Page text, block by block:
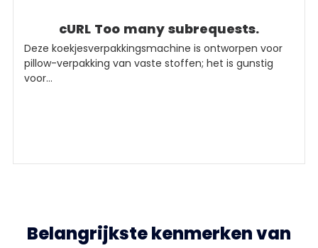
cURL Too many subrequests.
Deze koekjesverpakkingsmachine is ontworpen voor
pillow-verpakking van vaste stoffen; het is gunstig
voor...
Belangrijkste kenmerken van